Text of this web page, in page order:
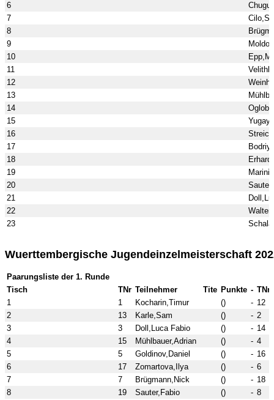
6
7
8
9
10
11
12
13
14
15
16
17
18
19
20
21
22
23
Wuerttembergische Jugendeinzelmeisterschaft
Paarungsliste der 1. Runde
Tisch
TNr Teilnehmer Tite Punkte - TNr
1
1 Kocharin,Timur () - 12
2
13 Karle,Sam () - 2
3
3 Doll,Luca Fabio () - 14
4
15 Mühlbauer,Adrian () - 4
5
5 Goldinov,Daniel () - 16
6
17 Zomartova,Ilya () - 6
7
7 Brügmann,Nick () - 18
8
19 Sauter,Fabio () - 8